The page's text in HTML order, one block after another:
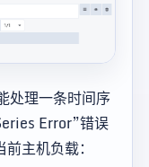
处理一条时间序
Error”错误
主机负载：